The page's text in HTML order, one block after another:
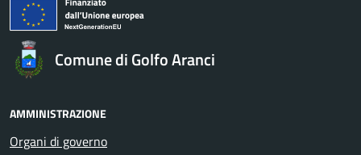
Comune di Golfo Aranci
AMMINISTRAZIONE
Organi di governo